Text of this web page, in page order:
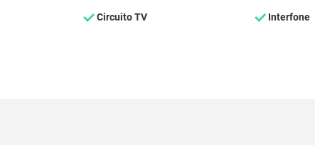
Circuito TV Interfone